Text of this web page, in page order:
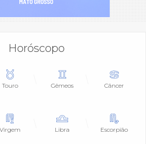
Horóscopo
Touro Gêmeos Câncer
Virgem Libra Escorpião